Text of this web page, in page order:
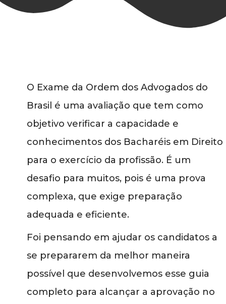
O Exame da Ordem dos Advogados do
Brasil é uma avaliação que tem como
objetivo verificar a capacidade e
conhecimentos dos Bacharéis em Direito
para o exercício da profissão. É um
desafio para muitos, pois é uma prova
complexa, que exige preparação
adequada e eficiente.
Foi pensando em ajudar os candidatos a
se prepararem da melhor maneira
possível que desenvolvemos esse guia
completo para alcançar a aprovação no